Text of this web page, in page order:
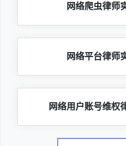
网络爬虫律师
网络平台律师
网络用户账号维权